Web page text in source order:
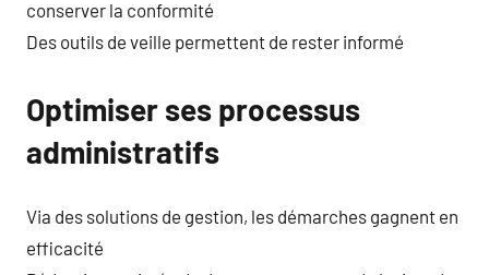
conserver la conformité
Des outils de veille permettent de rester informé
Optimiser ses processus
administratifs
Via des solutions de gestion, les démarches gagnent en
efficacité